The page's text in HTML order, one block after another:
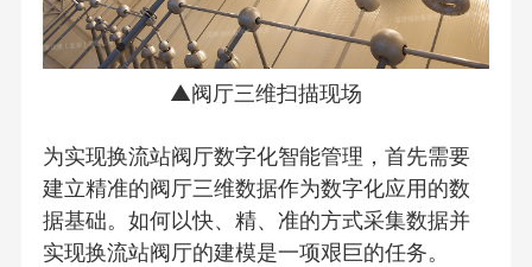
▲阀厅三维扫描现场
为实现换流站阀厅数字化智能管理，首先需要
建立精准的阀厅三维数据作为数字化应用的数
据基础。如何以快、精、准的方式采集数据并
实现换流站阀厅的建模是一项艰巨的任务。